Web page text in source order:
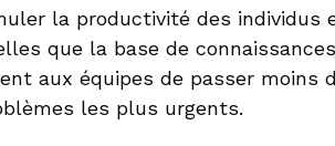
la productivité des individus
que la base de
aux équipes de passer moins
les plus urgents.